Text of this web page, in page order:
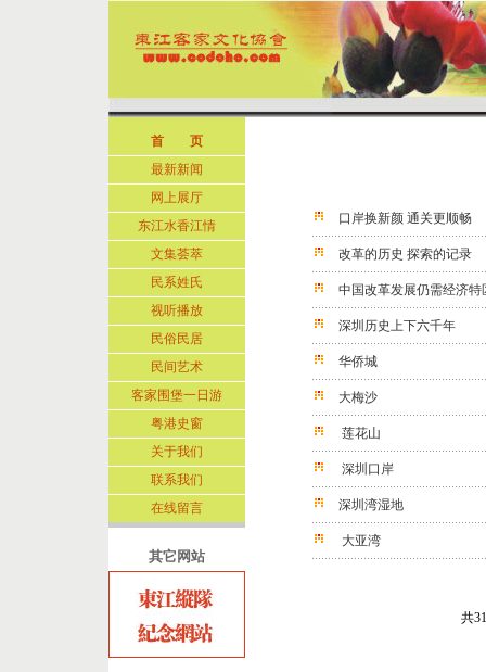
首 页
最新新闻
网上展厅
东江水香江情
文集荟萃
民系姓氏
视听播放
民俗民居
民间艺术
客家围堡一日游
粤港史窗
关于我们
联系我们
在线留言
其它网站
口岸换新颜 通关更顺畅
改革的历史 探索的记录
中国改革发展仍需经济特
深圳历史上下六千年
华侨城
大梅沙
莲花山
深圳口岸
深圳湾湿地
大亚湾
共